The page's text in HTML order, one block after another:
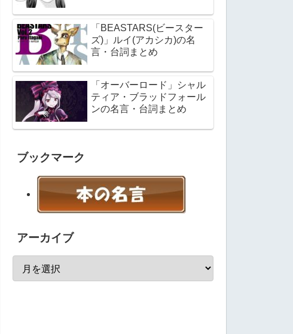
「BEASTARS(ビースター
ズ)」ルイ(アカシカ)の名
言・台詞まとめ
「オーバーロード」シャル
ティア・ブラッドフォール
ンの名言・台詞まとめ
ブックマーク
アーカイブ